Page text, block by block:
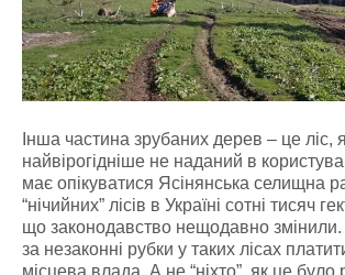
Інша частина зрубаних дерев – це ліс,
найвірогідніше не наданий в
має опікуватися Ясінянська селищна
“нічийних” лісів в Україні сотні тисяч
що законодавство нещодавно змінили.
за незаконні рубки у таких лісах
місцева влада. А не “ніхто”, як це було